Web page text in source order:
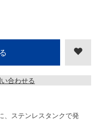
合わせる
、ステンレスタンクで発